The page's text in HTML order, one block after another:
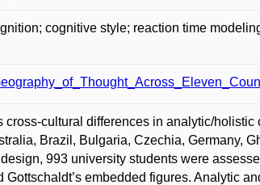
cognitive style; reaction time
cross-cultural differences in analytic/
Brazil, Bulgaria, Czechia, Germany,
993 university students were
Gottschaldt’s embedded figures. Analytic